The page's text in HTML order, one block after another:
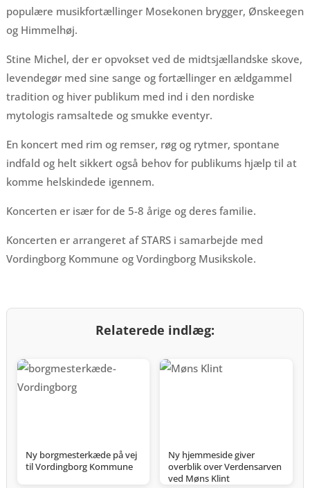
populære musikfortællinger Mosekonen brygger, Ønskeegen
og Himmelhøj.
Stine Michel, der er opvokset ved de midtsjællandske skove,
levendegør med sine sange og fortællinger en ældgammel
tradition og hiver publikum med ind i den nordiske
mytologis ramsaltede og smukke eventyr.
En koncert med rim og remser, røg og rytmer, spontane
indfald og helt sikkert også behov for publikums hjælp til at
komme helskindede igennem.
Koncerten er især for de 5-8 årige og deres familie.
Koncerten er arrangeret af STARS i samarbejde med
Vordingborg Kommune og Vordingborg Musikskole.
Relaterede indlæg:
Ny borgmesterkæde på vej
til Vordingborg Kommune
Ny hjemmeside giver
overblik over Verdensarven
ved Møns Klint